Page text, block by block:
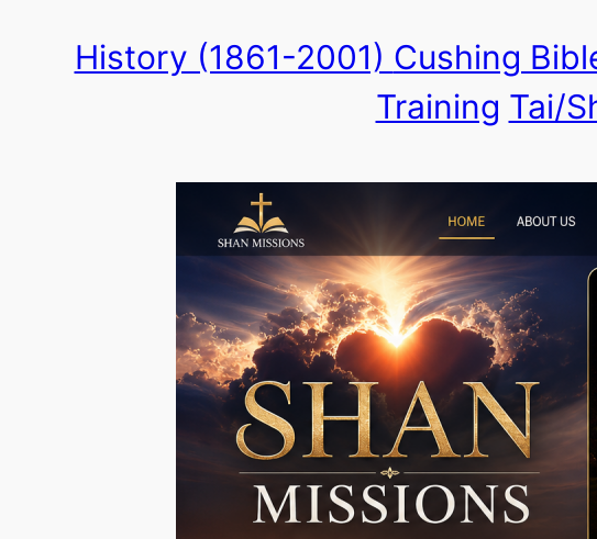
History (1861-2001) Cushing
Training Tai/